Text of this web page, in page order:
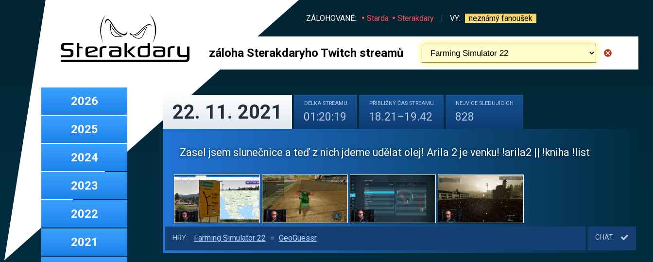
ZÁLOHOVANÉ: Starda Sterakdary | VY: neznámý fanoušek
záloha Sterakdaryho Twitch streamů
2026
2025
2024
2023
2022
2021
22. 11. 2021 DÉLKA STREAMU
01:20:19
PŘIBLIŽNÝ ČAS STREAMU
18.21–19.42
NEJVÍCE SLEDUJÍCÍCH
828
Zasel jsem slunečnice a teď z nich jdeme udělat olej! Arila 2 je venku! !arila2 || !kniha !list
HRY: Farming Simulator 22 GeoGuessr CHAT: